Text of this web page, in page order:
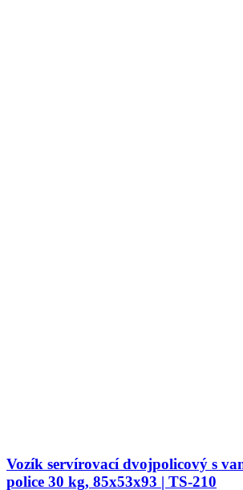
Vozík servírovací dvojpolicový s
police 30 kg, 85x53x93 | TS-210